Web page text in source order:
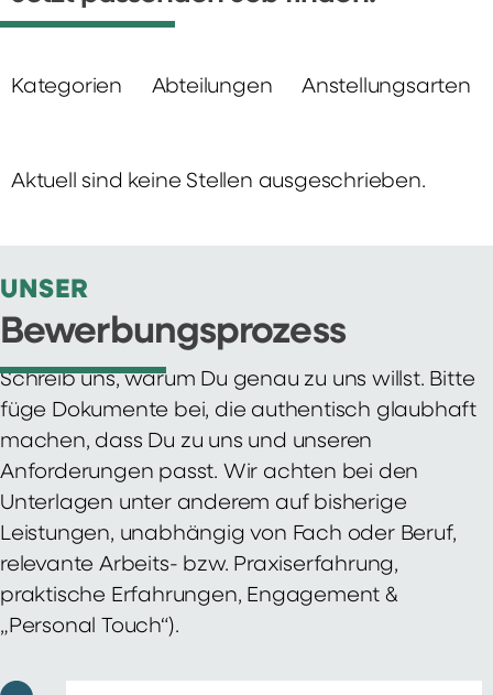
Kategorien Abteilungen Anstellungsarten
Aktuell sind keine Stellen ausgeschrieben.
UNSER
Bewerbungsprozess
Schreib uns, warum Du genau zu uns willst. Bitte
füge Dokumente bei, die authentisch glaubhaft
machen, dass Du zu uns und unseren
Anforderungen passt. Wir achten bei den
Unterlagen unter anderem auf bisherige
Leistungen, unabhängig von Fach oder Beruf,
relevante Arbeits- bzw. Praxiserfahrung,
praktische Erfahrungen, Engagement &
„Personal Touch“).